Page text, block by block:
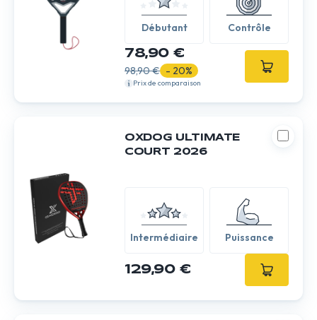
Débutant Contrôle
78,90 €
98,90 € - 20%
Prix de comparaison
OXDOG ULTIMATE
COURT 2026
Intermédiaire Puissance
129,90 €